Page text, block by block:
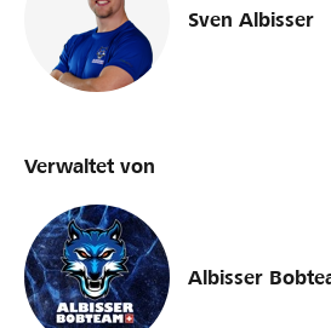
Sven Albisser
Verwaltet von
Albisser